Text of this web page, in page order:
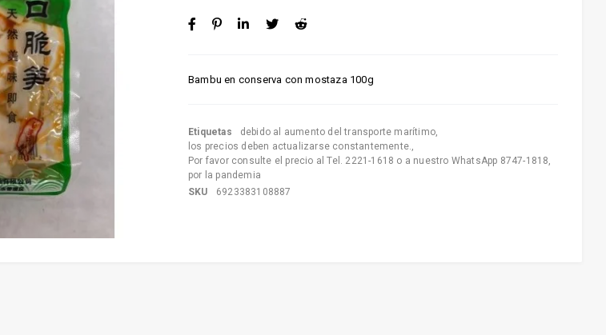
Bambu en conserva con mostaza 100g
Etiquetas debido al aumento del transporte marítimo
los precios deben actualizarse constantemente.
Por favor consulte el precio al Tel. 2221-1618 o a nuestro WhatsApp 8747-1818
por la pandemia
SKU
6923383108887